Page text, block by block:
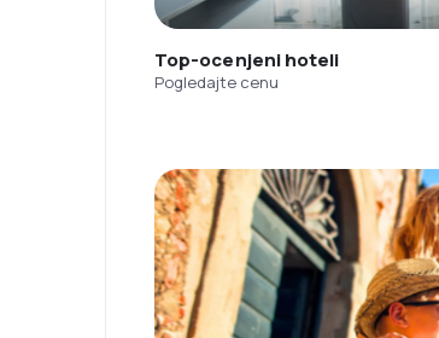
Top-ocenjeni hoteli
Pogledajte cenu